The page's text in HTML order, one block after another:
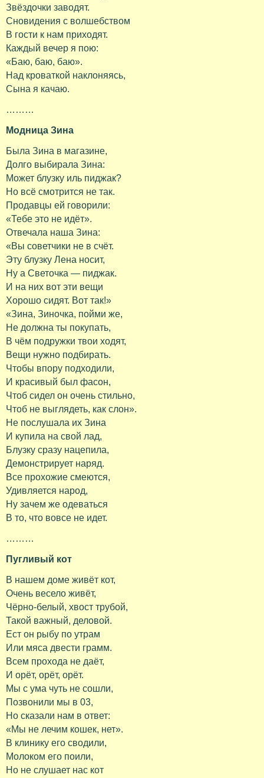
Звёздочки заводят.
Сновидения с волшебством
В гости к нам приходят.
Каждый вечер я пою:
«Баю, баю, баю».
Над кроваткой наклоняясь,
Сына я качаю.
………
Модница Зина
Была Зина в магазине,
Долго выбирала Зина:
Может блузку иль пиджак?
Но всё смотрится не так.
Продавцы ей говорили:
«Тебе это не идёт».
Отвечала наша Зина:
«Вы советчики не в счёт.
Эту блузку Лена носит,
Ну а Светочка — пиджак.
И на них вот эти вещи
Хорошо сидят. Вот так!»
«Зина, Зиночка, пойми же,
Не должна ты покупать,
В чём подружки твои ходят,
Вещи нужно подбирать.
Чтобы впору подходили,
И красивый был фасон,
Чтоб сидел он очень стильно,
Чтоб не выглядеть, как слон».
Не послушала их Зина
И купила на свой лад,
Блузку сразу нацепила,
Демонстрирует наряд.
Все прохожие смеются,
Удивляется народ,
Ну зачем же одеваться
В то, что вовсе не идет.
………
Пугливый кот
В нашем доме живёт кот,
Очень весело живёт,
Чёрно-белый, хвост трубой,
Такой важный, деловой.
Ест он рыбу по утрам
Или мяса двести грамм.
Всем прохода не даёт,
И орёт, орёт, орёт.
Мы с ума чуть не сошли,
Позвонили мы в 03,
Но сказали нам в ответ:
«Мы не лечим кошек, нет».
В клинику его сводили,
Молоком его поили,
Но не слушает нас кот